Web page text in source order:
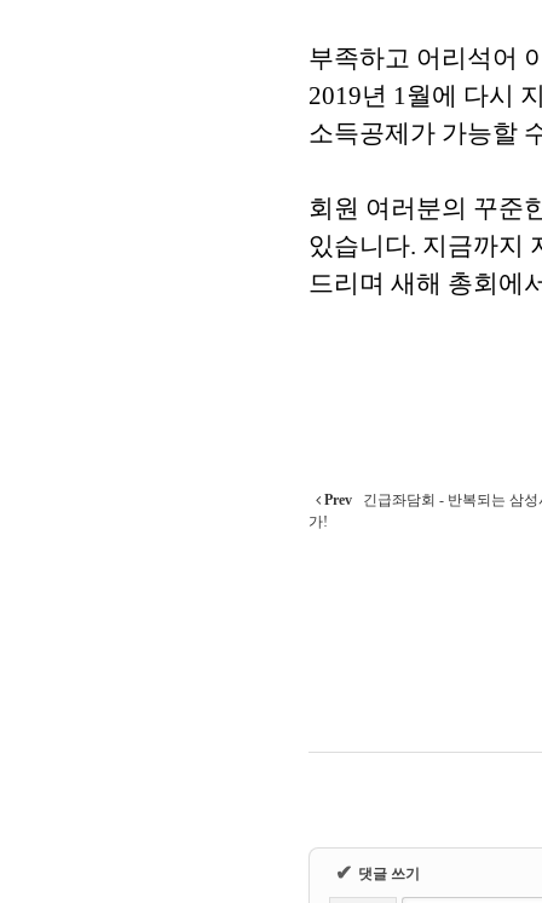
부족하고 어리석어
2019년 1월에 다시
소득공제가 가능할
회원 여러분의 꾸준
있습니다. 지금까지
드리며 새해 총회에
Prev
긴급좌담회 - 반복되는 삼
가!
✔ 댓글 쓰기